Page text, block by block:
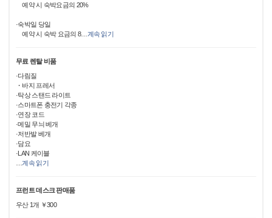
예약 시 숙박요금의 20%
·숙박일 당일
예약 시 숙박 요금의 8… 계속 읽기
무료 렌탈 비품
·다림질
・바지 프레서
·탁상 스탠드 라이트
·스마트폰 충전기 각종
·연장 코드
·메밀 무늬 베개
·저반발 베개
·담요
·LAN 케이블
계속 읽기
프런트 데스크 판매품
우산 1개 ￥300